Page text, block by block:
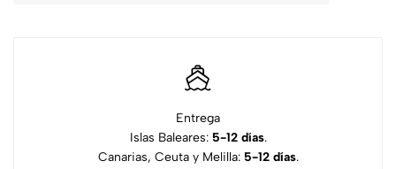
Entrega
Islas Baleares: 5-12 días.
Canarias, Ceuta y Melilla: 5-12 días.